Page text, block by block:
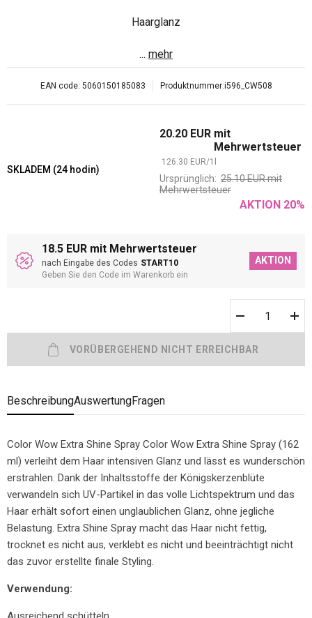
Haarglanz
... mehr
EAN code: 5060150185083 Produktnummer:i596_CW508
SKLADEM (24 hodin)
20.20 EUR mit
Mehrwertsteuer
126.30 EUR/1
Ursprünglich: 25.10EURmit
Mehrwertsteuer
AKTION 20%
18.5 EUR mit Mehrwertsteuer
nach Eingabe des Codes START10
Geben Sie den Code im Warenkorb ein
AKTION
BeschreibungAuswertungFragen
Color Wow Extra Shine Spray Color Wow Extra Shine Spray (162
ml) verleiht dem Haar intensiven Glanz und lässt es wunderschön
erstrahlen. Dank der Inhaltsstoffe der Königskerzenblüte
verwandeln sich UV-Partikel in das volle Lichtspektrum und das
Haar erhält sofort einen unglaublichen Glanz, ohne jegliche
Belastung. Extra Shine Spray macht das Haar nicht fettig,
trocknet es nicht aus, verklebt es nicht und beeinträchtigt nicht
das zuvor erstellte finale Styling.
Verwendung: